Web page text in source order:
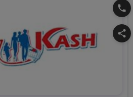
phone
share